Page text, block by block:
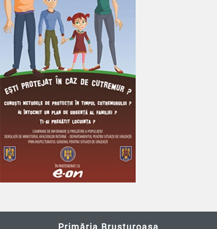
Primăria Brusturoasa